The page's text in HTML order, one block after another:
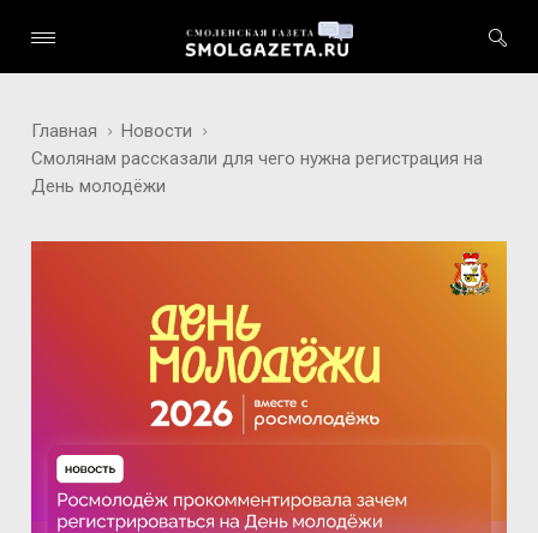
Главная
Новости
Смолянам рассказали для чего нужна регистрация на
День молодёжи